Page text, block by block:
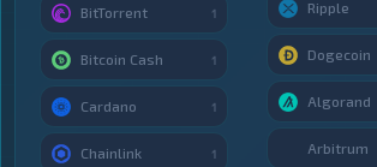
BitTorrent 1
Bitcoin Cash 1
Cardano 1
Chainlink 1
Ripple
Dogecoin
Algorand
Arbitrum